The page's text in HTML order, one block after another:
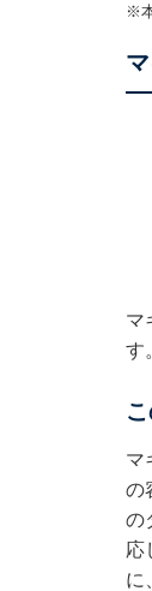
※
マ
す。
マ
の
の
応
に